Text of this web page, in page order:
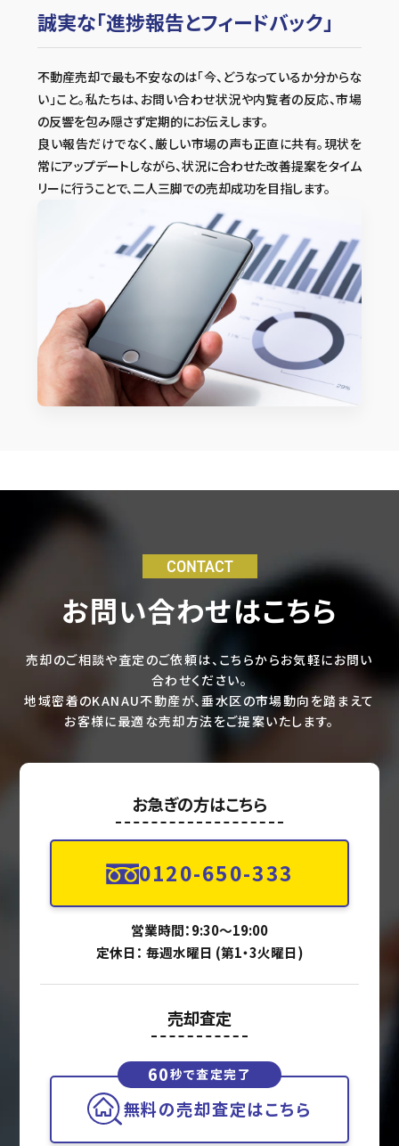
誠実な「進捗報告とフィードバック」
不動産売却で最も不安なのは「今、どうなっているか分からな
い」こと。私たちは、お問い合わせ状況や内覧者の反応、市場
の反響を包み隠さず定期的にお伝えします。
良い報告だけでなく、厳しい市場の声も正直に共有。現状を
常にアップデートしながら、状況に合わせた改善提案をタイム
リーに行うことで、二人三脚での売却成功を目指します。
CONTACT
お問い合わせはこちら
売却のご相談や査定のご依頼は、こちらからお気軽にお問い
合わせください。
地域密着のKANAU不動産が、垂水区の市場動向を踏まえて
お客様に最適な売却方法をご提案いたします。
売却査定
60秒で査定完了
無料の売却査定はこちら
お急ぎの方はこちら
営業時間：9:30〜19:00
定休日： 毎週水曜日 (第1・3火曜日)
0120-650-333